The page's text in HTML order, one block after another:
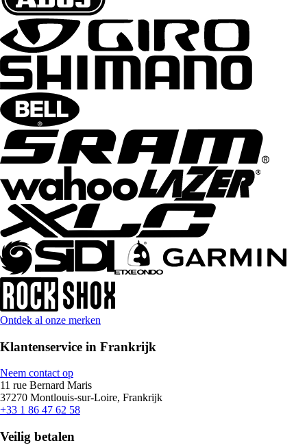
Ontdek al onze merken
Klantenservice in Frankrijk
Neem contact op
11 rue Bernard Maris
37270 Montlouis-sur-Loire, Frankrijk
+33 1 86 47 62 58
Veilig betalen